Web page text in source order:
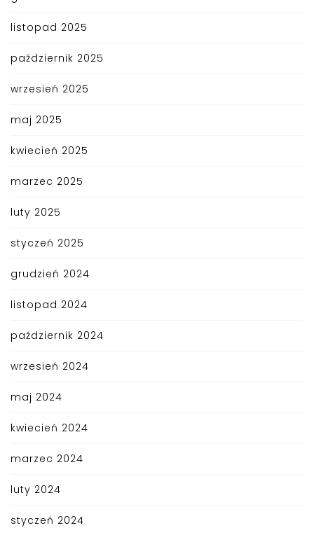
listopad 2025
październik 2025
wrzesień 2025
maj 2025
kwiecień 2025
marzec 2025
luty 2025
styczeń 2025
grudzień 2024
listopad 2024
październik 2024
wrzesień 2024
maj 2024
kwiecień 2024
marzec 2024
luty 2024
styczeń 2024